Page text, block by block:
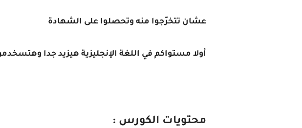
عشان تتخرّجوا منه وتحصلوا على الشهادة
أولا مستواكم في اللغة الإنجليزية هيزيد جدا
محتويات الكورس :